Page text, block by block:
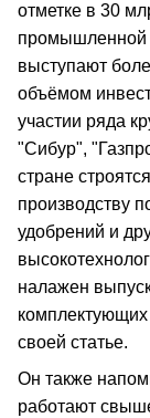
отметке в 30
промышленной
выступают
объёмом
участии ряда
"Сибур",
стране
производству
удобрений и
налажен
комплектующих
своей статье.
Он также
работают